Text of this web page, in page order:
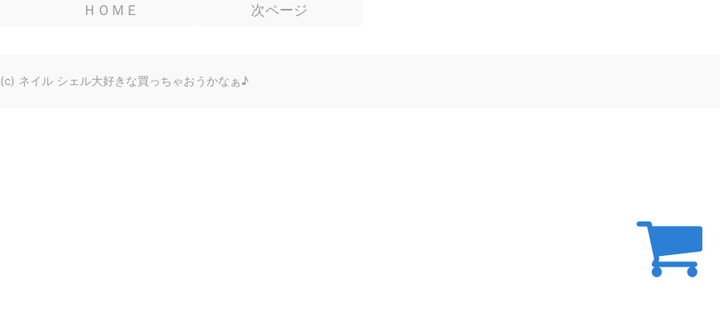
ＨＯＭＥ 次ページ
(c) ネイル シェル大好きな買っちゃおうかなぁ♪